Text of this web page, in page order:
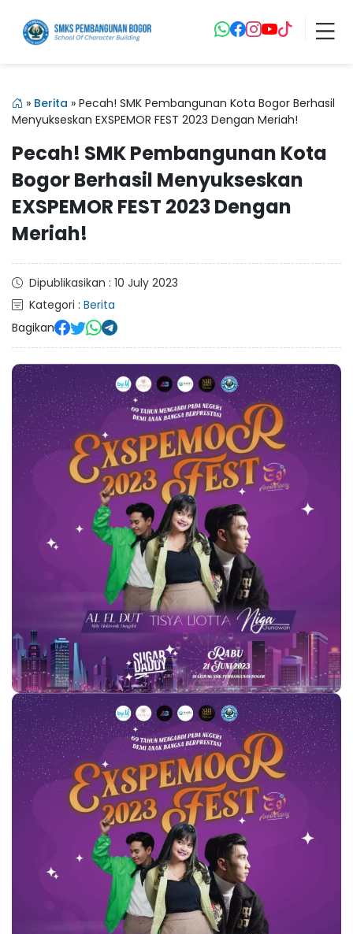
» Berita » Pecah! SMK Pembangunan Kota Bogor Berhasil
Menyukseskan EXSPEMOR FEST 2023 Dengan Meriah!
Pecah! SMK Pembangunan Kota
Bogor Berhasil Menyukseskan
EXSPEMOR FEST 2023 Dengan
Meriah!
Dipublikasikan : 10 July 2023
Kategori : Berita
Bagikan